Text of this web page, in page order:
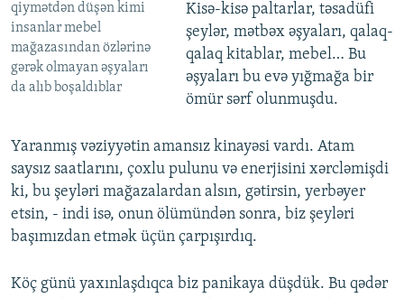
qiymətdən düşən kimi
insanlar mebel
mağazasından özlərinə
gərək olmayan əşyaları
da alıb boşaldıblar
Kisə-kisə paltarlar, təsadüfi
şeylər, mətbəx əşyaları, qalaq-
qalaq kitablar, mebel… Bu
əşyaları bu evə yığmağa bir
ömür sərf olunmuşdu.
Yaranmış vəziyyətin amansız kinayəsi vardı. Atam
saysız saatlarını, çoxlu pulunu və enerjisini xərcləmişdi
ki, bu şeyləri mağazalardan alsın, gətirsin, yerbəyer
etsin, - indi isə, onun ölümündən sonra, biz şeyləri
başımızdan etmək üçün çarpışırdıq.
Köç günü yaxınlaşdıqca biz panikaya düşdük. Bu qədər